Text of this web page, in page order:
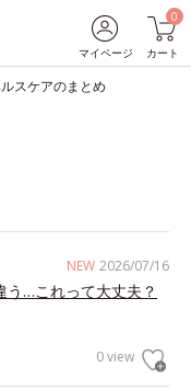
マイページ
0
カート
スケアのまとめ
NEW 2026/07/16
う…これって大丈夫？
0 view